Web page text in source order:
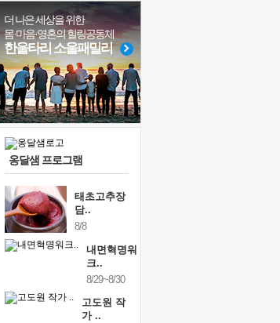
꿈이 실제가 되는 것
'말 타는 법'을 먼저
졸업식 사진을 보며
극심한 변비, 어깨결림, 수면 장애
아픈 아버지를 위한 공간 설계
슬럼프
보고 싶은 어머니
못된 꼰대들
#사람
#리더
#명상
#독서
#힐링
#아이들
#바이러스
#독서캠프
#비전캠프
#희망
#건강
#면역력
더 나은 세상을 위한
몸·마음·영혼의 힐링공동체
한울타리 소울패밀리
옹달샘 프로그램
태초고추장
담..
8/8
내면혁명워
크..
8/29~8/30
고도원 작
가 ..